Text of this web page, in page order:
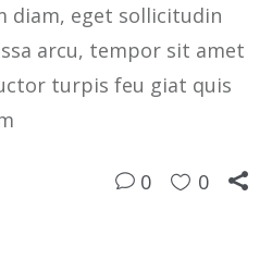
diam, eget sollicitudin
arcu, tempor sit amet
turpis feu giat quis
0 0